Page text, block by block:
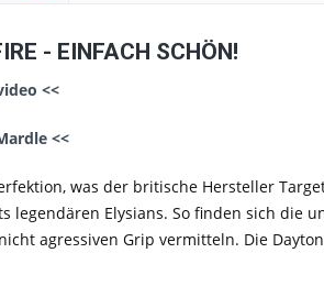
- EINFACH SCHÖN!
<<
<<
was der britische Hersteller
legendären Elysians. So finden sich die
agressiven Grip vermitteln. Die